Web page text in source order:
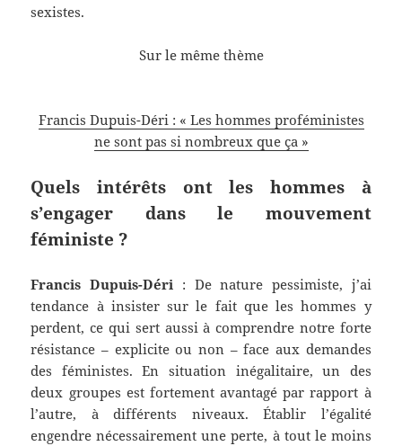
sexistes.
Sur le même thème
Francis Dupuis-Déri : « Les hommes proféministes
ne sont pas si nombreux que ça »
Quels intérêts ont les hommes à
s’engager dans le mouvement
féministe ?
Francis Dupuis-Déri : De nature pessimiste, j’ai
tendance à insister sur le fait que les hommes y
perdent, ce qui sert aussi à comprendre notre forte
résistance – explicite ou non – face aux demandes
des féministes. En situation inégalitaire, un des
deux groupes est fortement avantagé par rapport à
l’autre, à différents niveaux. Établir l’égalité
engendre nécessairement une perte, à tout le moins